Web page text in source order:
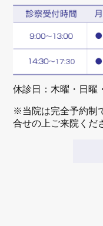
休診日：木曜・日曜
※当院は完全予約制
合せの上ご来院くだ